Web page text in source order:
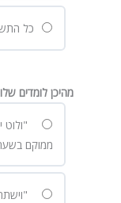
כל
מהיכן לומדים
ממוקם